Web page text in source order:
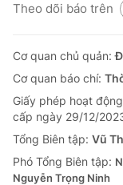
Theo dõi báo trên
Cơ quan chủ quản:
Cơ quan báo chí:
Giấy phép hoạt
cấp ngày 29/12/
Tổng Biên tập: Vũ
Phó Tổng Biên tập:
Nguyễn Trọng Ninh